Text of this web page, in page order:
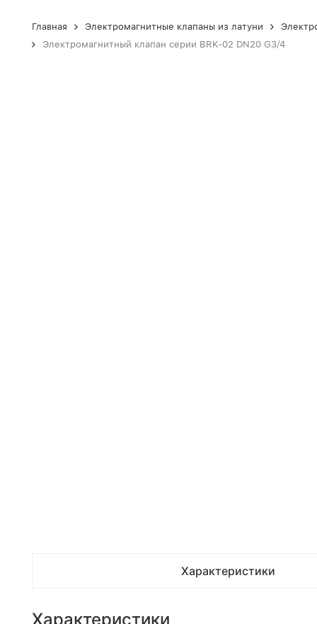
Главная Электромагнитные клапаны из латуни
Электромагнитный клапан серии BRK-02 DN20 G3/4
Характеристики
Характеристики